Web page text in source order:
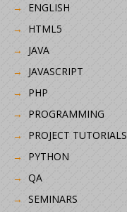
ENGLISH
HTML5
JAVA
JAVASCRIPT
PHP
PROGRAMMING
PROJECT TUTORIALS
PYTHON
QA
SEMINARS